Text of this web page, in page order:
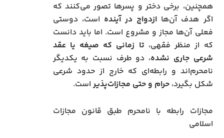
همچنین، برخی دختر و پسرها تصور می‌کنند که
اگر هدف آن‌ها ازدواج در آینده است، دوستی
فعلی آن‌ها مجاز و مشروع است. اما باید دانست
که از منظر فقهی، تا زمانی که صیغه یا عقد
شرعی جاری نشده، دو طرف نسبت به یکدیگر
نامحرم‌اند و رابطه‌ای که خارج از حدود شرعی
شکل بگیرد،حرام و حتی مجازات‌پذیر است.
مجازات رابطه با نامحرم طبق قانون مجازات
اسلامی